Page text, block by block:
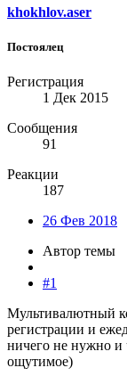
khokhlov.aser
Постоялец
Регистрация
1 Дек 2015
Сообщения
91
Реакции
187
26 Фев 2018
Автор темы
#1
Мультивалютный
регистрации и
ничего не нужно и
ощутимое)